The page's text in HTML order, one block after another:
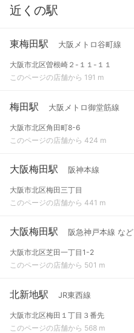
近くの駅
東梅田駅 大阪メトロ谷町線
大阪市北区曽根崎２-１１-１１
このページの店舗から 191 m
梅田駅 大阪メトロ御堂筋線
大阪市北区角田町8-6
このページの店舗から 424 m
大阪梅田駅 阪神本線
大阪市北区梅田三丁目
このページの店舗から 441 m
大阪梅田駅 阪急神戸本線 など
大阪市北区芝田一丁目1-2
このページの店舗から 501 m
北新地駅 JR東西線
大阪市北区梅田１丁目３番先
このページの店舗から 568 m